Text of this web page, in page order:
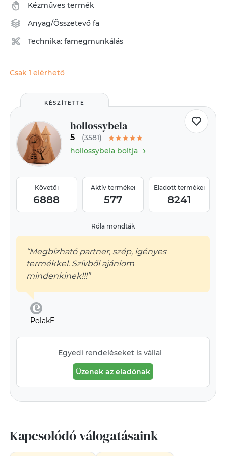
Kézműves termék
Anyag/Összetevőfa
Technika:famegmunkálás
Csak 1 elérhető
KÉSZÍTETTE
hollossybela
5
(3581)
hollossybela boltja›
Követői
6888
Aktív termékei
577
Eladott termékei
8241
Róla mondták
“Megbízható partner, szép, igényes
termékkel. Szívből ajánlom
mindenkinek!!!”
PolakE
Egyedi rendeléseket is vállal
Üzenek az eladónak
Kapcsolódó válogatásaink